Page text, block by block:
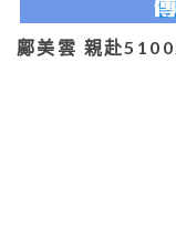
鄺美雲 親赴